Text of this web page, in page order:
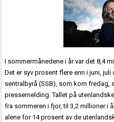
I sommermånedene i år var det 8,4
Det er syv prosent flere enn i juni,
sentralbyrå (SSB), som kom fredag,
pressemelding. Tallet på
fra sommeren i fjor, til 3,2 millioner i
alene for 14 prosent av de